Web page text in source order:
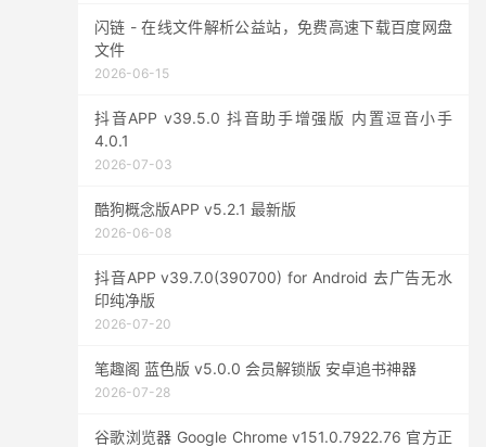
闪链 - 在线文件解析公益站，免费高速下载百度网盘
文件
2026-06-15
抖音APP v39.5.0 抖音助手增强版 内置逗音小手
4.0.1
2026-07-03
酷狗概念版APP v5.2.1 最新版
2026-06-08
抖音APP v39.7.0(390700) for Android 去广告无水
印纯净版
2026-07-20
笔趣阁 蓝色版 v5.0.0 会员解锁版 安卓追书神器
2026-07-28
谷歌浏览器 Google Chrome v151.0.7922.76 官方正